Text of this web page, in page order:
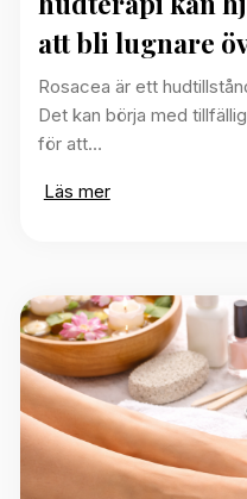
att bli lugnare
Rosacea är ett
Det kan börja med
för att…
Läs mer